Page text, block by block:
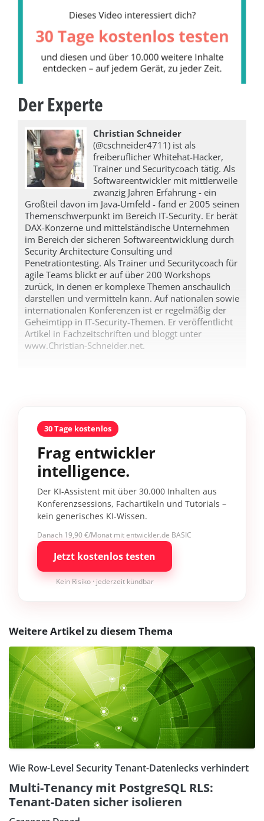
Der Experte
Christian Schneider
(@cschneider4711) ist als
freiberuflicher Whitehat-Hacker,
Trainer und Securitycoach tätig. Als
Softwareentwickler mit mittlerweile
zwanzig Jahren Erfahrung - ein
Großteil davon im Java-Umfeld - fand er 2005 seinen
Themenschwerpunkt im Bereich IT-Security. Er berät
DAX-Konzerne und mittelständische Unternehmen
im Bereich der sicheren Softwareentwicklung durch
Security Architecture Consulting und
Penetrationtesting. Als Trainer und Securitycoach für
agile Teams blickt er auf über 200 Workshops
zurück, in denen er komplexe Themen anschaulich
darstellen und vermitteln kann. Auf nationalen sowie
internationalen Konferenzen ist er regelmäßig der
Geheimtipp in IT-Security-Themen. Er veröffentlicht
Artikel in Fachzeitschriften und bloggt unter
www.Christian-Schneider.net.
30 Tage kostenlos
Frag entwickler
intelligence.
Der KI-Assistent mit über 30.000 Inhalten aus
Konferenzsessions, Fachartikeln und Tutorials –
kein generisches KI-Wissen.
Danach 19,90 €/Monat mit entwickler.de BASIC
Jetzt kostenlos testen
Kein Risiko · jederzeit kündbar
Weitere Artikel zu diesem Thema
Wie Row-Level Security Tenant-Datenlecks verhindert
Multi-Tenancy mit PostgreSQL RLS:
Tenant-Daten sicher isolieren